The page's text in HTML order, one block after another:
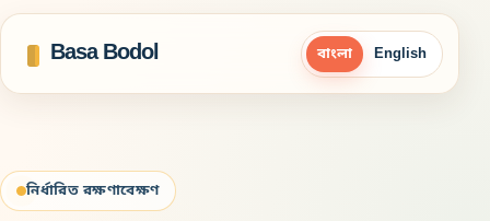
Basa Bodol বাংলা English
নির্ধারিত রক্ষণাবেক্ষণ